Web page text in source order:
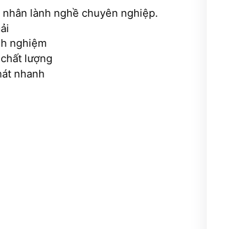
nhân lành nghề chuyên nghiệp.
nghiệm
lượng
nhanh